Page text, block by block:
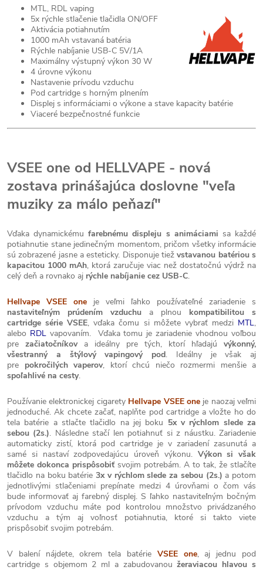
MTL, RDL vaping
5x rýchle stlačenie tlačidla ON/OFF
Aktivácia potiahnutím
1000 mAh vstavaná batéria
Rýchle nabíjanie USB-C 5V/1A
Maximálny výstupný výkon 30 W
4 úrovne výkonu
Nastavenie prívodu vzduchu
Pod cartridge s horným plnením
Displej s informáciami o výkone a stave kapacity batérie
Viaceré bezpečnostné funkcie
VSEE one od HELLVAPE - nová
zostava prinášajúca doslovne "veľa
muziky za málo peňazí"
Vďaka dynamickémufarebnému displeju s animáciami sa každé
potiahnutie stane jedinečným momentom, pričom všetky informácie
sú zobrazené jasne a esteticky. Disponuje tiežvstavanou batériou s
kapacitou 1000 mAh, ktorá zaručuje viac než dostatočnú výdrž na
celý deň a rovnako aj rýchle nabíjanie cez USB-C.
Hellvape VSEE one je veľmi ľahko používateľné zariadenie s
nastaviteľným prúdením vzduchu a plnou kompatibilitou s
cartridge série VSEE, vďaka čomu si môžete vybrať medzi MTL,
alebo RDLvapovaním. Vďaka tomu je zariadenie vhodnou voľbou
pre začiatočníkova ideálny pre tých, ktorí hľadajú výkonný,
všestranný a štýlový vapingový pod. Ideálny je však aj
pre pokročilých vaperov, ktorí chcú niečo rozmermi menšie a
spoľahlivé na cesty.
Používanie elektronickej cigarety Hellvape VSEE oneje naozaj veľmi
jednoduché. Ak chcete začať, naplňte pod cartridge a vložte ho do
tela batérie a stlačte tlačidlo na jej boku 5x v rýchlom slede za
sebou (2s.). Následne stačí len potiahnuť si z náustku. Zariadenie
automaticky zistí, ktorá pod cartridge je v zariadení zasunutá a
samé si nastaví zodpovedajúcu úroveň výkonu. Výkon si však
môžete dokonca prispôsobiť svojim potrebám. A to tak, že stlačíte
tlačidlo na boku batérie 3x v rýchlom slede za sebou (2s.) a potom
jednotlivými stlačeniami prepínate medzi 4 úrovňami o čom vás
bude informovať aj farebný displej. S ľahko nastaviteľným bočným
prívodom vzduchu máte pod kontrolou množstvo privádzaného
vzduchu a tým aj voľnosť potiahnutia, ktoré si takto viete
prispôsobiť svojim potrebám.
V balení nájdete, okrem tela batérie VSEE one, aj jednu pod
cartridge s objemom 2 ml a zabudovanoužeraviacou hlavou s